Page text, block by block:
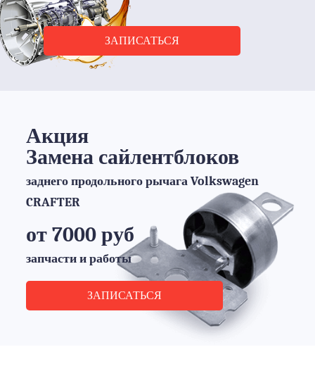
ЗАПИСАТЬСЯ
Акция
Замена сайлентблоков
заднего продольного рычага Volkswagen
CRAFTER
от 7000 руб
запчасти и работы
ЗАПИСАТЬСЯ